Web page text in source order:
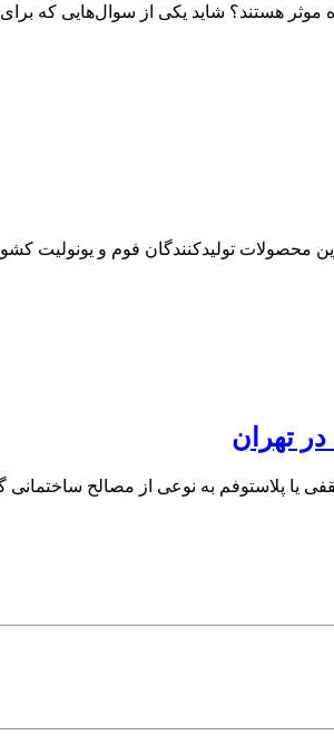
هستند؟ شاید یکی از سوال‌هایی که
محصولات تولیدکنندگان فوم و
تهران
یا پلاستوفم به نوعی از مصالح